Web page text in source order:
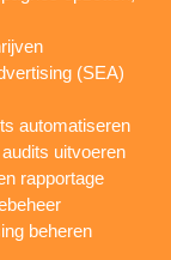
(SEA)
automatiseren
uitvoeren
rapportage
beheren